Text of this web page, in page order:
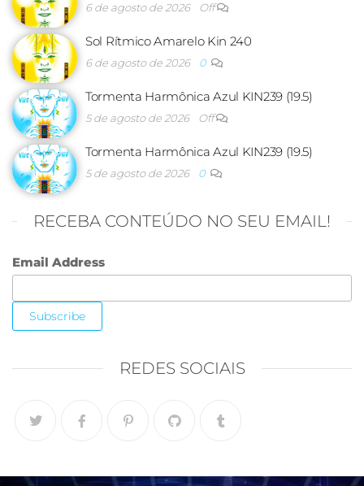
6 de agosto de 2026 Off
Sol Rítmico Amarelo Kin 240
6 de agosto de 2026 0
Tormenta Harmônica Azul KIN239 (19.5)
5 de agosto de 2026 Off
Tormenta Harmônica Azul KIN239 (19.5)
5 de agosto de 2026 0
RECEBA CONTEÚDO NO SEU EMAIL!
Email Address
REDES SOCIAIS